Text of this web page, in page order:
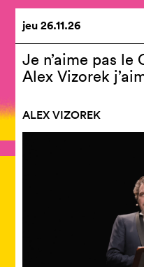
jeu26.11.26
Je n’aime pas le
Alex Vizorek
ALEX VIZOREK